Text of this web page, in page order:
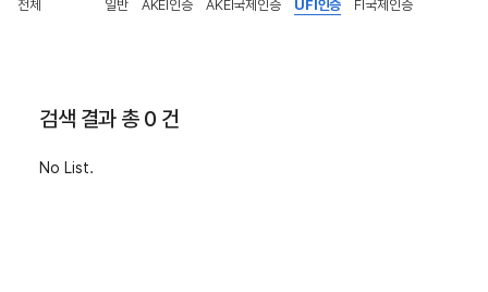
전체 일반 AKEI인증 AKEI국제인증 UFI인증 FI국제인증
검색 결과 총 0 건
No List.